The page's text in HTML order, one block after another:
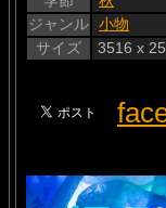
ジャンル 小物
サイズ
3516 x